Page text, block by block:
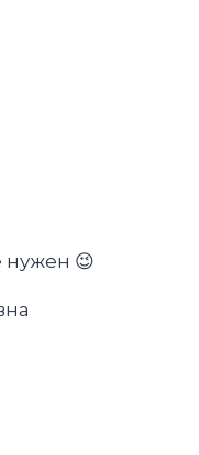
нужен 😉